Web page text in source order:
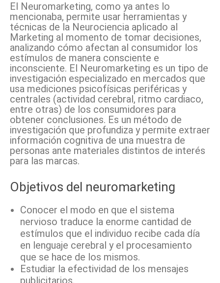
El Neuromarketing, como ya antes lo
mencionaba, permite usar herramientas y
técnicas de la Neurociencia aplicado al
Marketing al momento de tomar decisiones,
analizando cómo afectan al consumidor los
estímulos de manera consciente e
inconsciente. El Neuromarketing es un tipo de
investigación especializado en mercados que
usa mediciones psicofísicas periféricas y
centrales (actividad cerebral, ritmo cardiaco,
entre otras) de los consumidores para
obtener conclusiones. Es un método de
investigación que profundiza y permite extraer
información cognitiva de una muestra de
personas ante materiales distintos de interés
para las marcas.
Objetivos del neuromarketing
Conocer el modo en que el sistema
nervioso traduce la enorme cantidad de
estímulos que el individuo recibe cada día
en lenguaje cerebral y el procesamiento
que se hace de los mismos.
Estudiar la efectividad de los mensajes